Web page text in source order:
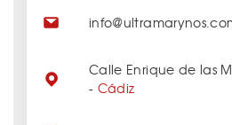
Calle Enrique de las
- Cádiz